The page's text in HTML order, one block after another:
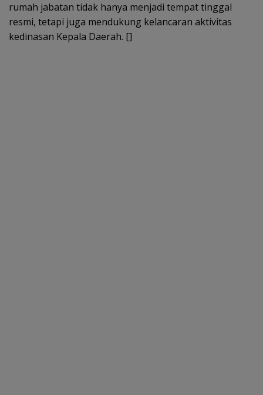
rumah jabatan tidak hanya menjadi tempat tinggal
resmi, tetapi juga mendukung kelancaran aktivitas
kedinasan Kepala Daerah. []